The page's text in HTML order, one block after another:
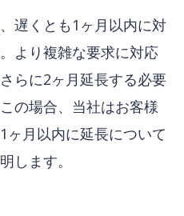
遅くとも1ヶ月以内に対
より複雑な要求に対応
らに2ヶ月延長する必要
の場合、当社はお客様
ヶ月以内に延長について
します。